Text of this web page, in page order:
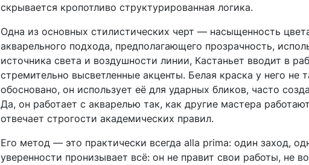
скрывается кропотливо структурированная логика.
Одна из основных стилистических черт — насыщенность
акварельного подхода, предполагающего прозрачность,
источника света и воздушности линии, Кастаньет вводит в
стремительно высветленные акценты. Белая краска у него не
обосновано, он использует её для ударных бликов, часто
Да, он работает с акварелью так, как другие мастера
отвечает строгости академических правил.
Его метод — это практически всегдаalla prima: один заход,
уверенности пронизывает всё: он не правит свои работы, не